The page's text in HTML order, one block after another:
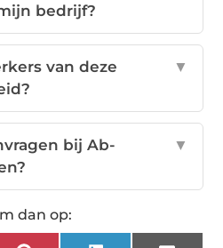
bedrijf?
van deze
▼
bij Ab-
▼
dan op: